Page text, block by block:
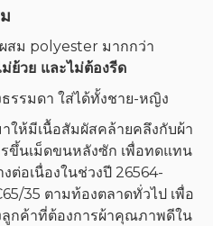
ผสม polyester มากกว่า
ย้วย และไม่ต้องรีด
ธรรมดา ใส่ได้ทั้งชาย-หญิง
ห้มีเนื้อสัมผัสคล้ายคลึงกับผ้า
ขึ้นเม็ดขนหลังซัก เพื่อทดแทน
ต่อเนื่องในช่วงปี 26564-
35 ตามท้องตลาดทั่วไป เพื่อ
กค้าที่ต้องการผ้าคุณภาพดีใน